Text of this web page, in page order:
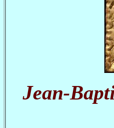
Jean-